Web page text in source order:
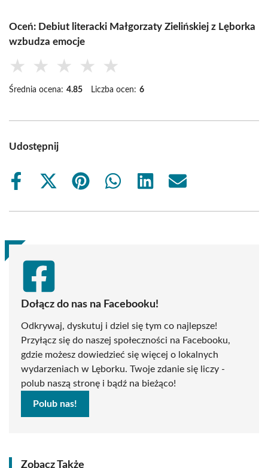
Oceń: Debiut literacki Małgorzaty Zielińskiej z Lęborka
wzbudza emocje
★ ★ ★ ★ ★
Średnia ocena: 4.85 Liczba ocen: 6
Udostępnij
Share
Share
(Twitter)
Share
Share
Share
Share
Dołącz do nas na Facebooku!
Odkrywaj, dyskutuj i dziel się tym co najlepsze!
Przyłącz się do naszej społeczności na Facebooku,
gdzie możesz dowiedzieć się więcej o lokalnych
wydarzeniach w Lęborku. Twoje zdanie się liczy -
polub naszą stronę i bądź na bieżąco!
Polub nas!
Zobacz Także